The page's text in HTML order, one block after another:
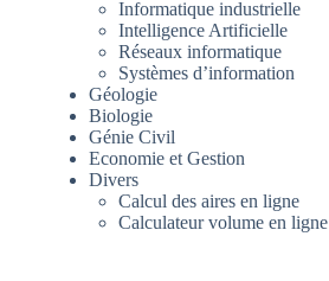
Informatique industrielle
Intelligence Artificielle
Réseaux informatique
Systèmes d’information
Géologie
Biologie
Génie Civil
Economie et Gestion
Divers
Calcul des aires en ligne
Calculateur volume en ligne